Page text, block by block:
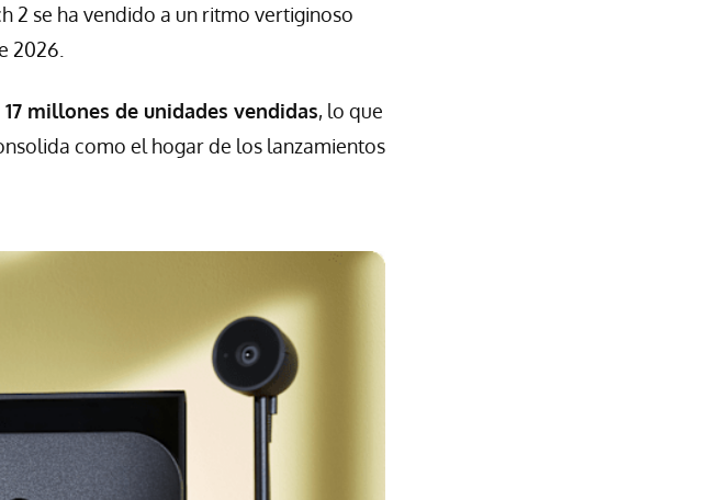
2 se ha vendido a un ritmo vertiginoso
2026.
millones de unidades vendidas, lo que
como el hogar de los lanzamientos